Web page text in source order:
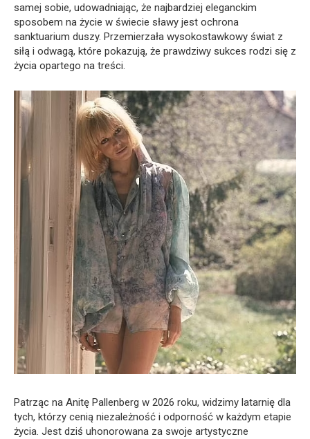
samej sobie, udowadniając, że najbardziej eleganckim
sposobem na życie w świecie sławy jest ochrona
sanktuarium duszy. Przemierzała wysokostawkowy świat z
siłą i odwagą, które pokazują, że prawdziwy sukces rodzi się z
życia opartego na treści.
Patrząc na Anitę Pallenberg w 2026 roku, widzimy latarnię dla
tych, którzy cenią niezależność i odporność w każdym etapie
życia. Jest dziś uhonorowana za swoje artystyczne